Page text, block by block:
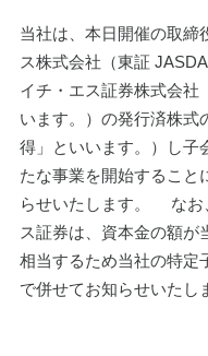
当社は、本日開催の取締
ス株式会社（東証
イチ・エス証券株式会社
います。）の発行済株式
得」といいます。）し子
たな事業を開始すること
らせいたします。 　な
ス証券は、資本金の額が
相当するため当社の特定
で併せてお知らせいたし